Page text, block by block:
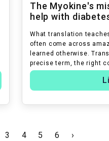
The Myokine's
help with
What translation
often come across
learned otherwise.
precise term, the right
formulation. When
3 4 5 6 ›